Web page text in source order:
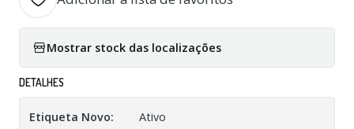
Mostrar stock das localizações
DETALHES
Etiqueta Novo: Ativo